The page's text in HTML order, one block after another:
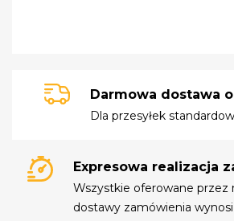
Darmowa dostawa
Dla przesyłek
Expresowa realizacja
Wszystkie oferowane przez
dostawy zamówienia